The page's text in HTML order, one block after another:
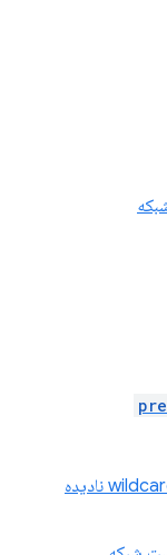
هدرها را برای چندین URL با کاراکترهای wildcard نادیده